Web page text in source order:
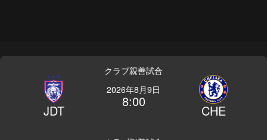
クラブ親善試合
JDT
2026年8月9日
8:00
CHE